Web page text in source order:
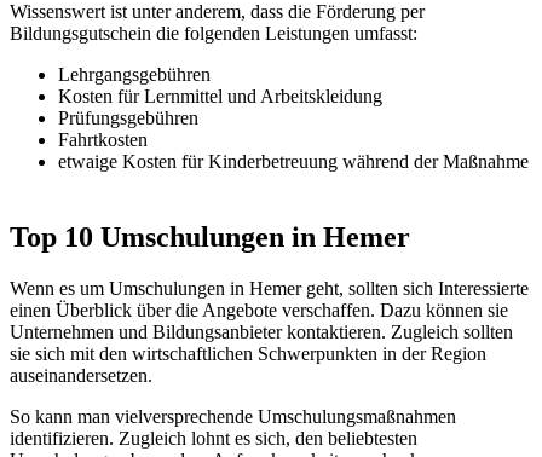
Wissenswert ist unter anderem, dass die Förderung per
Bildungsgutschein die folgenden Leistungen umfasst:
Lehrgangsgebühren
Kosten für Lernmittel und Arbeitskleidung
Prüfungsgebühren
Fahrtkosten
etwaige Kosten für Kinderbetreuung während der Maßnahme
Top 10 Umschulungen in Hemer
Wenn es um Umschulungen in Hemer geht, sollten sich Interessierte
einen Überblick über die Angebote verschaffen. Dazu können sie
Unternehmen und Bildungsanbieter kontaktieren. Zugleich sollten
sie sich mit den wirtschaftlichen Schwerpunkten in der Region
auseinandersetzen.
So kann man vielversprechende Umschulungsmaßnahmen
identifizieren. Zugleich lohnt es sich, den beliebtesten